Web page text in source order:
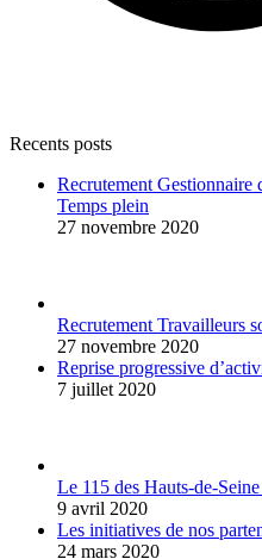
Recents posts
Recrutement Gestionnaire
Temps plein
27 novembre 2020
Recrutement Travailleurs
27 novembre 2020
Reprise progressive
7 juillet 2020
Le 115 des Hauts-de-
9 avril 2020
Les initiatives de nos
24 mars 2020